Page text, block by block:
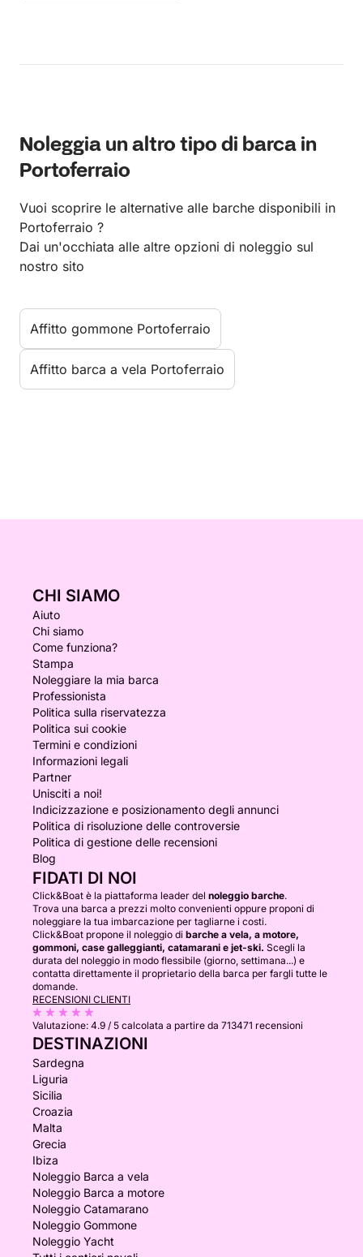
Noleggia un altro tipo di barca in
Portoferraio
Vuoi scoprire le alternative alle barche disponibili in
Portoferraio ?
Dai un'occhiata alle altre opzioni di noleggio sul
nostro sito
Affitto gommone Portoferraio
Affitto barca a vela Portoferraio
CHI SIAMO
Aiuto
Chi siamo
Come funziona?
Stampa
Noleggiare la mia barca
Professionista
Politica sulla riservatezza
Politica sui cookie
Termini e condizioni
Informazioni legali
Partner
Unisciti a noi!
Indicizzazione e posizionamento degli annunci
Politica di risoluzione delle controversie
Politica di gestione delle recensioni
Blog
FIDATI DI NOI
Click&Boat è la piattaforma leader del noleggio barche.
Trova una barca a prezzi molto convenienti oppure proponi di
noleggiare la tua imbarcazione per tagliarne i costi.
Click&Boat propone il noleggio di barche a vela, a motore,
gommoni, case galleggianti, catamarani e jet-ski. Scegli la
durata del noleggio in modo flessibile (giorno, settimana...) e
contatta direttamente il proprietario della barca per fargli tutte le
domande.
RECENSIONI CLIENTI
Valutazione: 4.9 / 5 calcolata a partire da 713471 recensioni
DESTINAZIONI
Sardegna
Liguria
Sicilia
Croazia
Malta
Grecia
Ibiza
Noleggio Barca a vela
Noleggio Barca a motore
Noleggio Catamarano
Noleggio Gommone
Noleggio Yacht